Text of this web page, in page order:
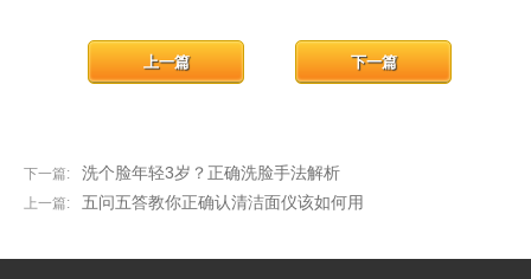
下一篇: 洗个脸年轻3岁？正确洗脸手法解析
下一篇
上一篇: 五问五答教你正确认清洁面仪该如何用
上一篇